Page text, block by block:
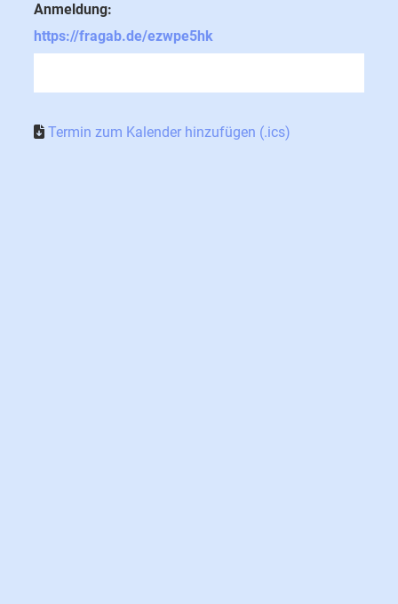
Anmeldung:
https://fragab.de/ezwpe5hk
Termin zum Kalender hinzufügen (.ics)